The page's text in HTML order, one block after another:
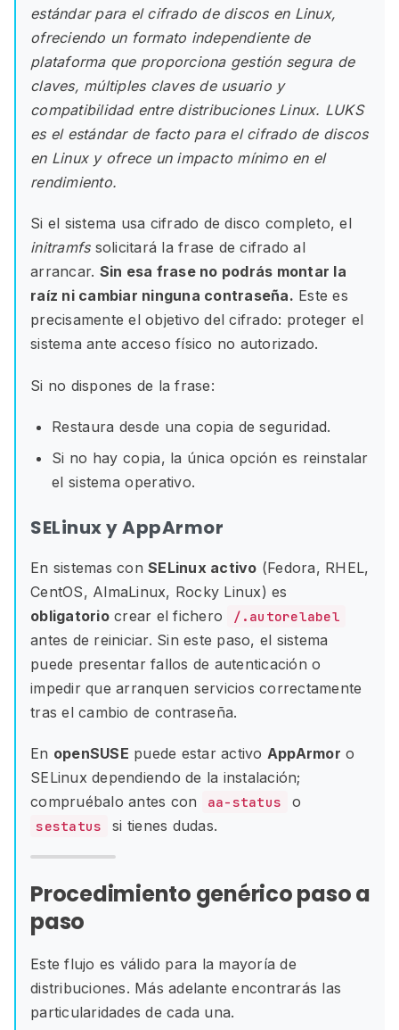
estándar para el cifrado de discos en Linux,
ofreciendo un formato independiente de
plataforma que proporciona gestión segura de
claves, múltiples claves de usuario y
compatibilidad entre distribuciones Linux. LUKS
es el estándar de facto para el cifrado de discos
en Linux y ofrece un impacto mínimo en el
rendimiento.
Si el sistema usa cifrado de disco completo, el
initramfssolicitará la frase de cifrado al
arrancar. Sin esa frase no podrás montar la
raíz ni cambiar ninguna contraseña. Este es
precisamente el objetivo del cifrado: proteger el
sistema ante acceso físico no autorizado.
Si no dispones de la frase:
Restaura desde una copia de seguridad.
Si no hay copia, la única opción es reinstalar
el sistema operativo.
SELinux y AppArmor
En sistemas con SELinux activo (Fedora, RHEL,
CentOS, AlmaLinux, Rocky Linux) es
obligatoriocrear el fichero /.autorelabel
antes de reiniciar. Sin este paso, el sistema
puede presentar fallos de autenticación o
impedir que arranquen servicios correctamente
tras el cambio de contraseña.
En openSUSE puede estar activo AppArmor o
SELinux dependiendo de la instalación;
compruébalo antes con
aa-status o
sestatus si tienes dudas.
Procedimiento genérico paso a
paso
Este flujo es válido para la mayoría de
distribuciones. Más adelante encontrarás las
particularidades de cada una.